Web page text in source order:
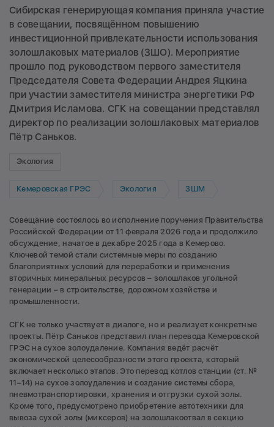
Сибирская генерирующая компания приняла участие
в совещании, посвящённом повышению
инвестиционной привлекательности использования
золошлаковых материалов (ЗШО). Мероприятие
прошло под руководством первого заместителя
Председателя Совета Федерации Андрея Яцкина
при участии заместителя министра энергетики РФ
Дмитрия Исламова. СГК на совещании представлял
директор по реализации золошлаковых материалов
Пётр Саньков.
Экология
Кемеровская ГРЭС Экология ЗШМ
Совещание состоялось во исполнение поручения Правительства
Российской Федерации от 11 февраля 2026 года и продолжило
обсуждение, начатое в декабре 2025 года в Кемерово.
Ключевой темой стали системные меры по созданию
благоприятных условий для переработки и применения
вторичных минеральных ресурсов – золошлаков угольной
генерации – в строительстве, дорожном хозяйстве и
промышленности.
СГК не только участвует в диалоге, но и реализует конкретные
проекты. Пётр Саньков представил план перевода Кемеровской
ГРЭС на сухое золоудаление. Компания ведёт расчёт
экономической целесообразности этого проекта, который
включает несколько этапов. Это перевод котлов станции (ст. №
11–14) на сухое золоудаление и создание системы сбора,
пневмотранспортировки, хранения и отгрузки сухой золы.
Кроме того, предусмотрено приобретение автотехники для
вывоза сухой золы (миксеров) на золошлакоотвал в секцию